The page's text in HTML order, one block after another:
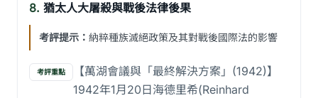
8. 猶太人大屠殺與戰後法律後果
考評提示： 納粹種族滅絕政策及其對戰後國際法的影響
考評重點
【萬湖會議與「最終解決方案」(1942)】
1942年1月20日海德里希(Reinhard